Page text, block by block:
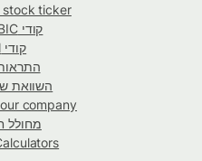
stock ticker
קודי SWIFT/BIC
קודי IBAN
התראות
השוואת
company
מחולל
Calculators